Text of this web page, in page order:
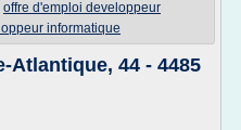
offre d'emploi developpeur
informatique
Atlantique, 44 - 4485